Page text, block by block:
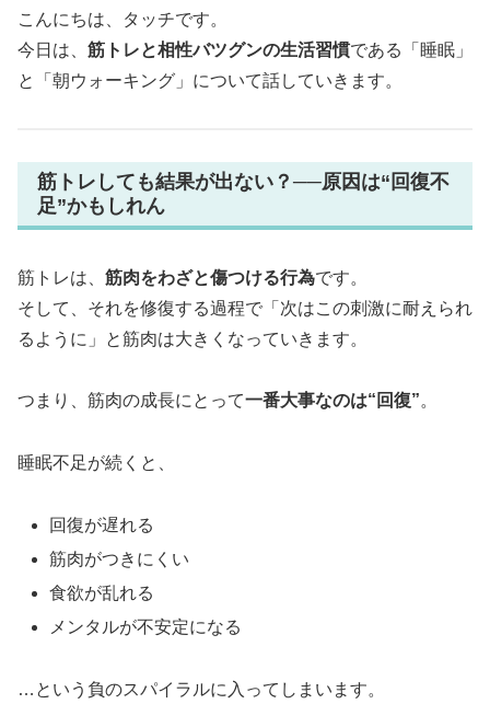
こんにちは、タッチです。
今日は、 筋トレと相性バツグンの生活習慣である「睡眠」
と「朝ウォーキング」について話していきます。
筋トレしても結果が出ない？──原因は“回復不
足”かもしれん
筋トレは、 筋肉をわざと傷つける行為です。
そして、それを修復する過程で「次はこの刺激に耐えられ
るように」と筋肉は大きくなっていきます。
つまり、筋肉の成長にとって一番大事なのは“回復”。
睡眠不足が続くと、
回復が遅れる
筋肉がつきにくい
食欲が乱れる
メンタルが不安定になる
…という負のスパイラルに入ってしまいます。